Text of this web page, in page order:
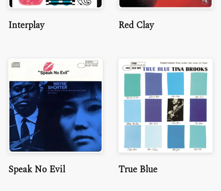
Interplay Red Clay
Speak No Evil True Blue